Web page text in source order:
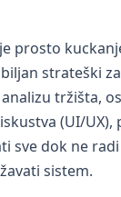
prosto
strateški
tržišta,
(UI/UX),
sve dok ne radi
sistem.